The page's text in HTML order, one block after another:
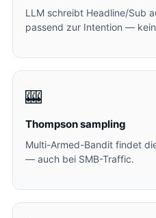
LLM schreibt Headline/Sub
passend zur Intention —
🎰
Thompson sampling
Multi-Armed-Bandit findet
— auch bei SMB-Traffic.